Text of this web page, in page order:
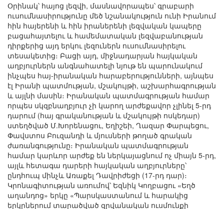
Օրինակ՝ հայոց լեզվի, մասնավորապես՝ գրաբարի
ուսումնասիրությունը մեծ նշանակություն ունի Իրանում
հին հայերենի և հին իրաներենի լեզվական կապերը
բացահայտելու և համեմատական լեզվաբանության
դիրքերից այդ երկու լեզուներն ուսումնասիրելու
տեսակետից։ Բացի այդ, միջնադարյան հայկական
աղբյուրներն անգնահատելի նյութ են պարունակում
ինչպես հայ-իրանական հարաբերությունների, այնպես
էլ Իրանի պատմության, մշակույթի, աշխարհագրության
և այլնի մասին։ Իրանական պատմագրության համար
որպես սկզբնաղբյուր չի կարող արժեքավոր չլինել 5-րդ
դարում (հայ գրականության և մշակույթի ոսկեդար)
ստեղծված Մ.Խորենացու, Եղիշեի, Ղազար Փարպեցու,
Փավստոս Բուզանդի և մյուսների թողած գրական
ժառանգությունը։ Իրանական պատմագրության
համար կարևոր արժեք են ներկայացնում ոչ միայն 5-րդ,
այլև հետագա դարերի հայկական աղբյուրները՝
ընդհուպ մինչև Առաքել Դավրիժեցի (17-րդ դար)։
Կրոնագիտության առումով՝ Եզնիկ Կողբացու «Եղծ
աղանդոց» երկը «Պարսկաստանում և հարակից
երկրներում տարածված զրվանական ուսմունքի